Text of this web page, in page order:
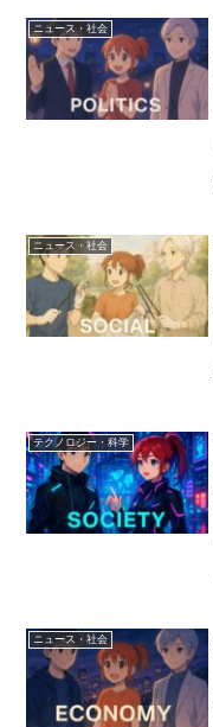
ニュース・社会
ニュース・社会
テクノロジー・科学
ニュース・社会